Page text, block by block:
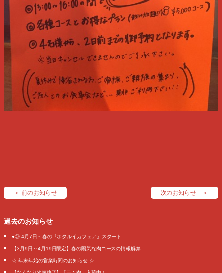
＜ 前のお知らせ 次のお知らせ ＞
過去のお知らせ
●◎ 4月7日～春の『ホタルイカフェア』スタート
【3月9日～4月19日限定】春の陽気な肉コースの情報解禁
☆ 年末年始の営業時間のお知らせ ☆